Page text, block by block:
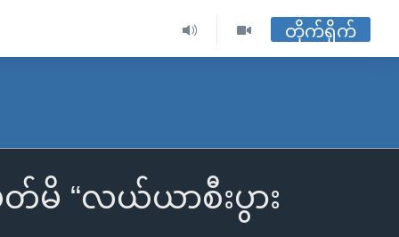
တိုက်ရိုက်
မိ “လယ်ယာစီးပွား